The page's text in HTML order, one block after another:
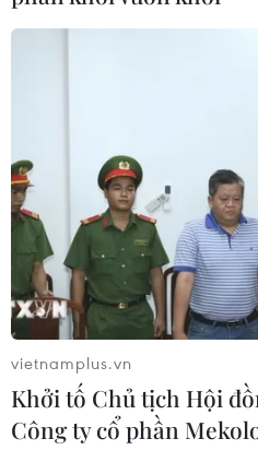
vietnamplus.vn
Khởi tố Chủ tịch Hội
Công ty cổ phần